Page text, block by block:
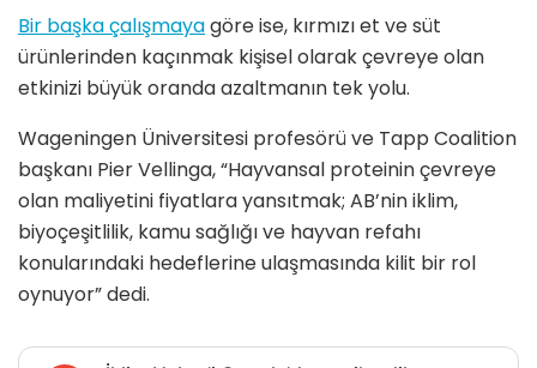
Bir başka çalışmayagöre ise, kırmızı et ve süt
ürünlerinden kaçınmak kişisel olarak çevreye olan
etkinizi büyük oranda azaltmanın tek yolu.
Wageningen Üniversitesi profesörü ve Tapp Coalition
başkanı Pier Vellinga, “Hayvansal proteinin çevreye
olan maliyetini fiyatlara yansıtmak; AB’nin iklim,
biyoçeşitlilik, kamu sağlığı ve hayvan refahı
konularındaki hedeflerine ulaşmasında kilit bir rol
oynuyor” dedi.